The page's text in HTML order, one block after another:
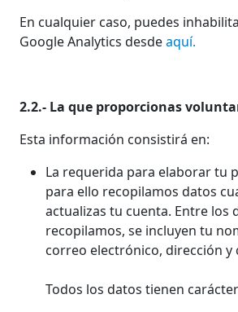
En cualquier caso, puedes
Google Analytics desdeaquí.
2.2.- La que proporcionas
Esta información consistirá en:
La requerida para elaborar tu
para ello recopilamos datos
actualizas tu cuenta. Entre los
recopilamos, se incluyen tu
correo electrónico, dirección y
Todos los datos tienen